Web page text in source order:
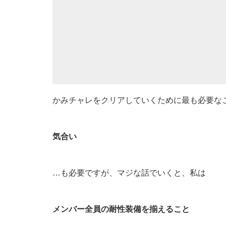
かみチャレをクリアしていくために最も必要な
気合い
…も必要ですが、マジな話でいくと、私は
メンバー全員の耐性装備を揃えること